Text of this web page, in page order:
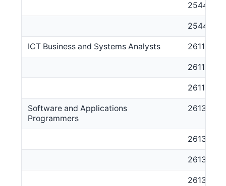
254425
254499
ICT Business and Systems Analysts 2611
261111
261112
Software and Applications
Programmers
2613
261311
261312
261313